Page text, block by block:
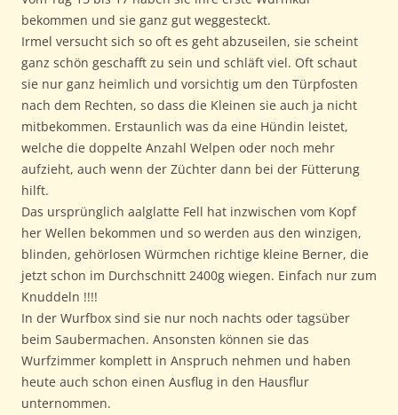
bekommen und sie ganz gut weggesteckt.
Irmel versucht sich so oft es geht abzuseilen, sie scheint
ganz schön geschafft zu sein und schläft viel. Oft schaut
sie nur ganz heimlich und vorsichtig um den Türpfosten
nach dem Rechten, so dass die Kleinen sie auch ja nicht
mitbekommen. Erstaunlich was da eine Hündin leistet,
welche die doppelte Anzahl Welpen oder noch mehr
aufzieht, auch wenn der Züchter dann bei der Fütterung
hilft.
Das ursprünglich aalglatte Fell hat inzwischen vom Kopf
her Wellen bekommen und so werden aus den winzigen,
blinden, gehörlosen Würmchen richtige kleine Berner, die
jetzt schon im Durchschnitt 2400g wiegen. Einfach nur zum
Knuddeln !!!!
In der Wurfbox sind sie nur noch nachts oder tagsüber
beim Saubermachen. Ansonsten können sie das
Wurfzimmer komplett in Anspruch nehmen und haben
heute auch schon einen Ausflug in den Hausflur
unternommen.